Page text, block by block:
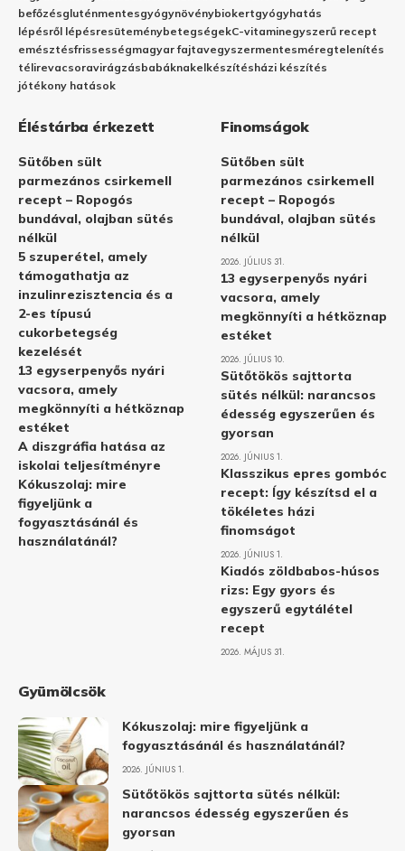
befőzésgluténmentesgyógynövénybiokertgyógyhatás
lépésről lépésresüteménybetegségekC-vitaminegyszerű recept
emésztésfrissességmagyar fajtavegyszermentesméregtelenítés
télirevacsoravirágzásbabáknakelkészítésházi készítés
jótékony hatások
Éléstárba érkezett
Sütőben sült
parmezános csirkemell
recept – Ropogós
bundával, olajban sütés
nélkül
5 szuperétel, amely
támogathatja az
inzulinrezisztencia és a
2-es típusú
cukorbetegség
kezelését
13 egyserpenyős nyári
vacsora, amely
megkönnyíti a hétköznap
estéket
A diszgráfia hatása az
iskolai teljesítményre
Kókuszolaj: mire
figyeljünk a
fogyasztásánál és
használatánál?
Finomságok
Sütőben sült
parmezános csirkemell
recept – Ropogós
bundával, olajban sütés
nélkül
2026. JÚLIUS 31.
13 egyserpenyős nyári
vacsora, amely
megkönnyíti a hétköznap
estéket
2026. JÚLIUS 10.
Sütőtökös sajttorta
sütés nélkül: narancsos
édesség egyszerűen és
gyorsan
2026. JÚNIUS 1.
Klasszikus epres gombóc
recept: Így készítsd el a
tökéletes házi
finomságot
2026. JÚNIUS 1.
Kiadós zöldbabos-húsos
rizs: Egy gyors és
egyszerű egytálétel
recept
2026. MÁJUS 31.
Gyümölcsök
Kókuszolaj: mire figyeljünk a
fogyasztásánál és használatánál?
2026. JÚNIUS 1.
Sütőtökös sajttorta sütés nélkül:
narancsos édesség egyszerűen és
gyorsan